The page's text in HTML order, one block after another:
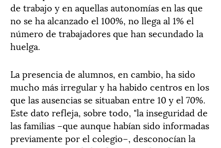
de trabajo y en aquellas autonomías en las que
no se ha alcanzado el 100%, no llega al 1% el
número de trabajadores que han secundado la
huelga.
La presencia de alumnos, en cambio, ha sido
mucho más irregular y ha habido centros en los
que las ausencias se situaban entre 10 y el 70%.
Este dato refleja, sobre todo, "la inseguridad de
las familias –que aunque habían sido informadas
previamente por el colegio–, desconocían la